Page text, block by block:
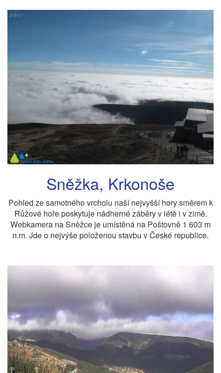
Sněžka, Krkonoše
Pohled ze samotného vrcholu naší nejvyšší hory směrem k
Růžové hoře poskytuje nádherné záběry v létě i v zimě.
Webkamera na Sněžce je umístěná na Poštovně 1 603 m
n.m. Jde o nejvýše položenou stavbu v České republice.